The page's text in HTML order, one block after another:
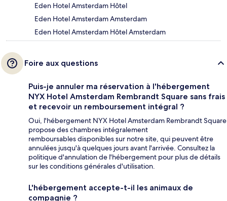
Eden Hotel Amsterdam Hôtel
Eden Hotel Amsterdam Amsterdam
Eden Hotel Amsterdam Hôtel Amsterdam
Foire aux questions
Puis-je annuler ma réservation à l'hébergement
NYX Hotel Amsterdam Rembrandt Square sans frais
et recevoir un remboursement intégral ?
Oui, l'hébergement NYX Hotel Amsterdam Rembrandt Square
propose des chambres intégralement
remboursables disponibles sur notre site, qui peuvent être
annulées jusqu'à quelques jours avant l'arrivée. Consultez la
politique d'annulation de l'hébergement pour plus de détails
sur les conditions générales d'utilisation.
L'hébergement accepte-t-il les animaux de
compagnie ?